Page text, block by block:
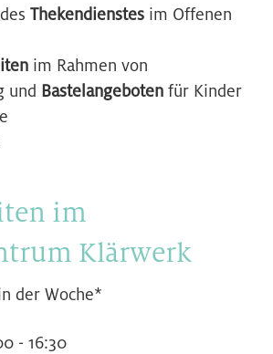
Thekendienstes im Offenen
im Rahmen von
und Bastelangeboten für Kinder
im
Klärwerk
der Woche*
- 16:30